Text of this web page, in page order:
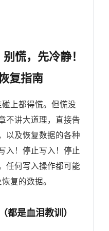
慌，先冷静！
复指南
上都得慌。但慌没
不讲大道理，直接告
以及恢复数据的各种
入！停止写入！停止
任何写入操作都可能
复的数据。
都是血泪教训）